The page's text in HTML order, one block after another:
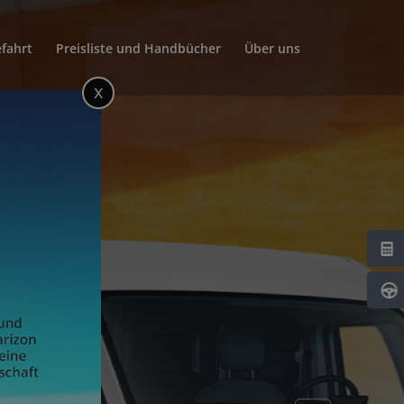
Preisliste und Handbücher Über uns
x